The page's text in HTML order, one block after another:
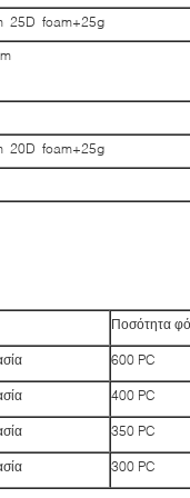
25D foam+25g
20D foam+25g
Ποσότητα
600 PC
400 PC
350 PC
300 PC